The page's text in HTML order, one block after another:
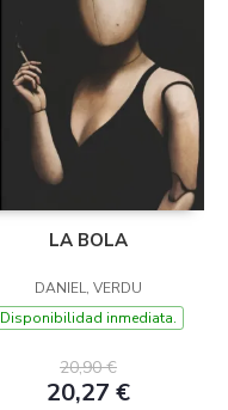
LA BOLA
DANIEL, VERDU
Disponibilidad inmediata.
20,90 €
20,27 €